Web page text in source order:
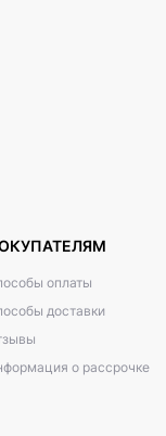
оплаты
доставки
о рассрочке